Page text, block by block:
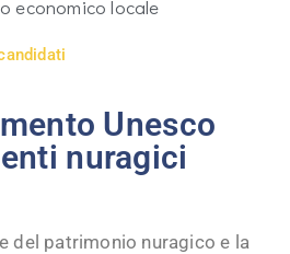
economico locale
Unesco
nuragici
del patrimonio nuragico e la